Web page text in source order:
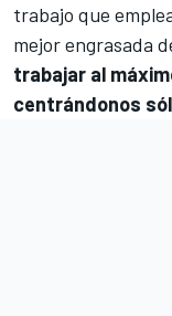
trabajo que
mejor engrasada
trabajar al
centrándonos